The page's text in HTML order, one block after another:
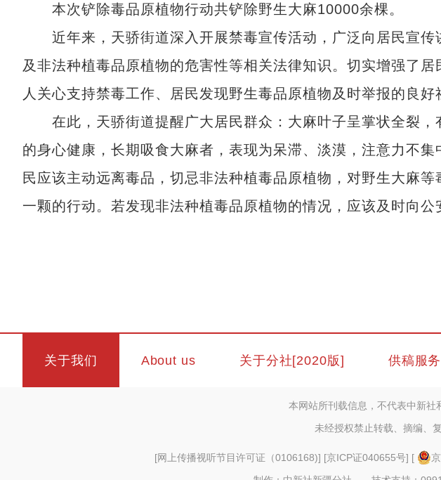
本次铲除毒品原植物行动共铲除野生大麻10000余棵。
近年来，天骄街道深入开展禁毒宣传活动，广泛向居民宣传
及非法种植毒品原植物的危害性等相关法律知识。切实增强了
人关心支持禁毒工作、居民发现野生毒品原植物及时举报的良好
在此，天骄街道提醒广大居民群众：大麻叶子呈掌状全裂，
的身心健康，长期吸食大麻者，表现为呆滞、淡漠，注意力不
民应该主动远离毒品，切忌非法种植毒品原植物，对野生大麻
一颗的行动。若发现非法种植毒品原植物的情况，应该及时向公
关于我们 About us 关于分社[2020版] 供稿服务
本网站所刊载信息，不代表中新社
未经授权禁止转载、摘编、
[网上传播视听节目许可证（0106168)] [京ICP证040655号] [